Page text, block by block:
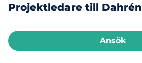
Projektledare till Dahrén
Ansök